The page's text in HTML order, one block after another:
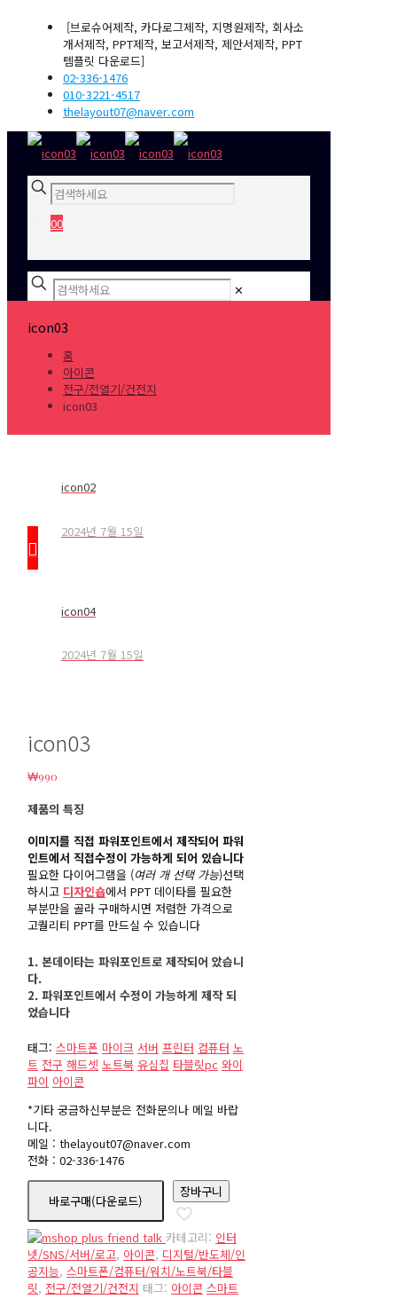
[브로슈어제작, 카다로그제작, 지명원제작, 회사소
개서제작, PPT제작, 보고서제작, 제안서제작, PPT
템플릿 다운로드]
02-336-1476
010-3221-4517
thelayout07@naver.com
00
✕
icon03
홈
아이콘
전구/전열기/건전지
icon03
icon02
2024년 7월 15일
icon04
2024년 7월 15일
icon03
₩990
제품의 특징
이미지를 직접 파워포인트에서 제작되어 파워
인트에서 직접수정이 가능하게 되어 있습니다
필요한 다이어그램을 (여러 개 선택 가능)선택
하시고 디자인숍에서 PPT 데이타를 필요한
부분만을 골라 구매하시면 저렴한 가격으로
고퀄리티 PPT를 만드실 수 있습니다
1. 본데이타는 파워포인트로 제작되어 았습니
다.
2. 파워포인트에서 수정이 가능하게 제작 되
었습니다
태그: 스마트폰 마이크 서버 프린터 컴퓨터 노
트 전구 해드셋 노트북 유심칩 타블릿pc 와이
파이 아이콘
*기타 궁금하신부분은 전화문의나 메일 바랍
니다.
메일 : thelayout07@naver.com
전화 : 02-336-1476
바로구매(다운로드)
icon03
수
량
장바구니
카테고리: 인터
넷/SNS/서버/로고, 아이콘, 디지털/반도체/인
공지능, 스마트폰/컴퓨터/워치/노트북/타블
릿, 전구/전열기/건전지 태그: 아이콘 스마트